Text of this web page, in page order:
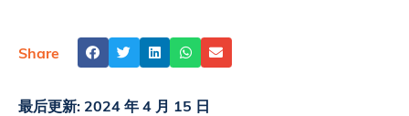
Share
最后更新: 2024 年 4 月 15 日